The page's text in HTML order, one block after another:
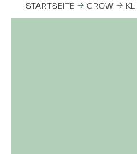
STARTSEITE GROW